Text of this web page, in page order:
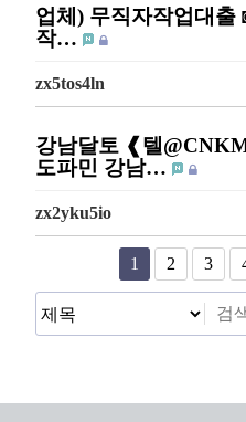
업체) 무직자작업대출
작…
zx5tos4ln
강남달토 ❰텔
도파민 강남…
zx2yku5io
1 2 3